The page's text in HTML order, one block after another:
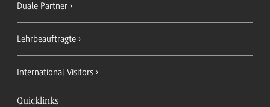
Duale Partner
Lehrbeauftragte
International Visitors
Quicklinks